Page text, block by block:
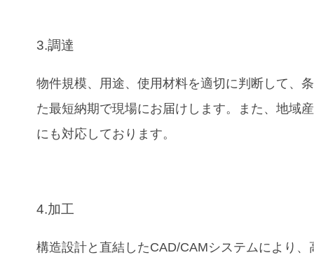
3.調達
物件規模、用途、使用材料を適切に判断して、
た最短納期で現場にお届けします。また、地域
にも対応しております。
4.加工
構造設計と直結したCAD/CAMシステムにより、